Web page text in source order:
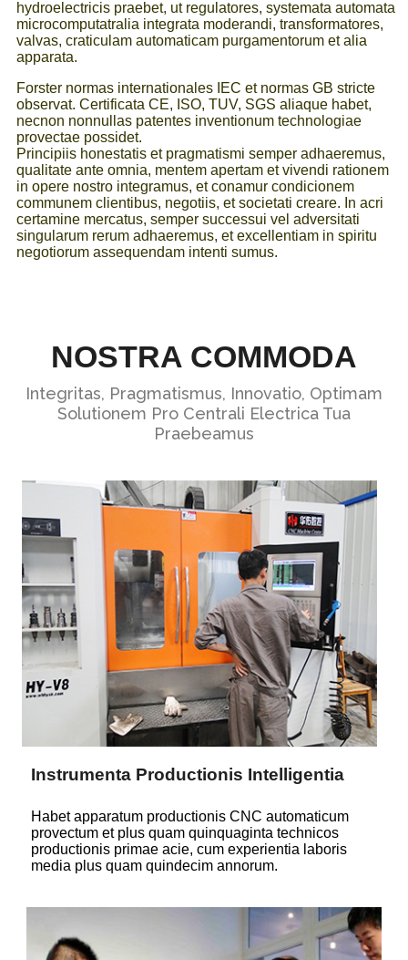
hydroelectricis praebet, ut regulatores, systemata automata
microcomputatralia integrata moderandi, transformatores,
valvas, craticulam automaticam purgamentorum et alia
apparata.
Forster normas internationales IEC et normas GB stricte
observat. Certificata CE, ISO, TUV, SGS aliaque habet,
necnon nonnullas patentes inventionum technologiae
provectae possidet.
Principiis honestatis et pragmatismi semper adhaeremus,
qualitate ante omnia, mentem apertam et vivendi rationem
in opere nostro integramus, et conamur condicionem
communem clientibus, negotiis, et societati creare. In acri
certamine mercatus, semper successui vel adversitati
singularum rerum adhaeremus, et excellentiam in spiritu
negotiorum assequendam intenti sumus.
NOSTRA COMMODA
Integritas, Pragmatismus, Innovatio, Optimam
Solutionem Pro Centrali Electrica Tua
Praebeamus
Instrumenta Productionis Intelligentia
Habet apparatum productionis CNC automaticum
provectum et plus quam quinquaginta technicos
productionis primae acie, cum experientia laboris
media plus quam quindecim annorum.